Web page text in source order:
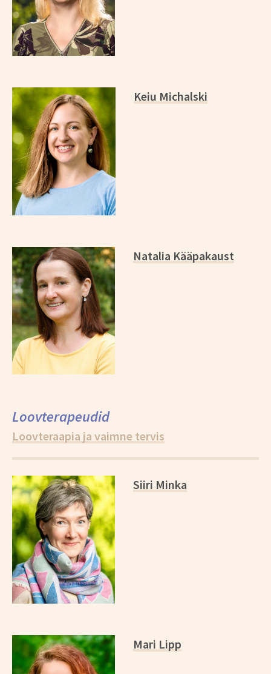
Keiu Michalski
Natalia Kääpakaust
Loovterapeudid
Loovteraapia ja vaimne tervis
Siiri Minka
Mari Lipp